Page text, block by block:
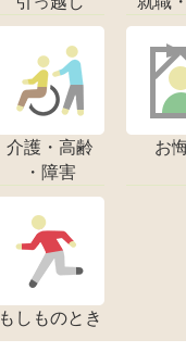
介護・高齢
・障害
お
もしものとき